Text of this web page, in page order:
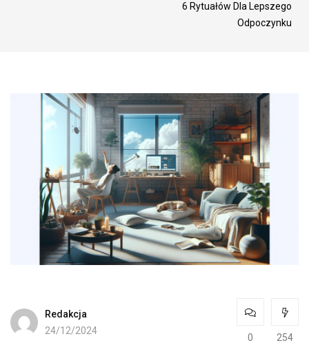
6 Rytuałów Dla Lepszego
Odpoczynku
Redakcja
24/12/2024
0 254